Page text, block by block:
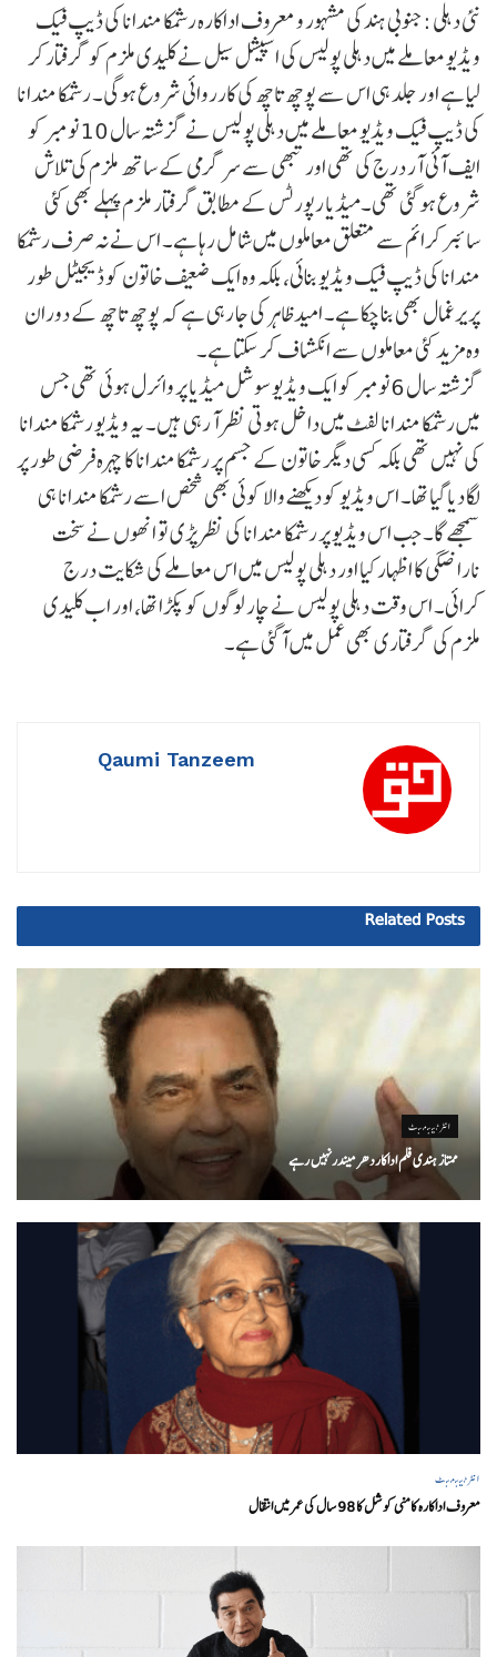
نئی دہلی :جنوبی ہند کی مشہور و معروف اداکارہ رشمکا مندانا کی ڈیپ فیک
ویڈیو معاملے میں دہلی پولیس کی اسپیشل سیل نے کلیدی ملزم کو گرفتار کر
لیا ہے اور جلد ہی اس سے پوچھ تاچھ کی کارروائی شروع ہوگی۔ رشمکا مندانا
کی ڈیپ فیک ویڈیو معاملے میں دہلی پولیس نے گزشتہ سال 10 نومبر کو
ایف آئی آر درج کی تھی اور تبھی سے سرگرمی کے ساتھ ملزم کی تلاش
شروع ہو گئی تھی۔میڈیا رپورٹس کے مطابق گرفتار ملزم پہلے بھی کئی
سائبر کرائم سے متعلق معاملوں میں شامل رہا ہے۔ اس نے نہ صرف رشمکا
مندانا کی ڈیپ فیک ویڈیو بنائی، بلکہ وہ ایک ضعیف خاتون کو ڈیجیٹل طور
پر یرغمال بھی بنا چکا ہے۔ امید ظاہر کی جا رہی ہے کہ پوچھ تاچھ کے دوران
وہ مزید کئی معاملوں سے انکشاف کر سکتا ہے۔
گزشتہ سال 6 نومبر کو ایک ویڈیو سوشل میڈیا پر وائرل ہوئی تھی جس
میں رشمکا مندانا لفٹ میں داخل ہوتی نظر آ رہی ہیں۔ یہ ویڈیو رشمکا مندانا
کی نہیں تھی بلکہ کسی دیگر خاتون کے جسم پر رشمکا مندانا کا چہرہ فرضی طور پر
لگا دیا گیا تھا۔ اس ویڈیو کو دیکھنے والا کوئی بھی شخص اسے رشمکا مندانا ہی
سمجھے گا۔ جب اس ویڈیو پر رشمکا مندانا کی نظر پڑی تو انھوں نے سخت
ناراضگی کا اظہار کیا اور دہلی پولیس میں اس معاملے کی شکایت درج
کرائی۔ اس وقت دہلی پولیس نے چار لوگوں کو پکڑا تھا، اور اب کلیدی
ملزم کی گرفتاری بھی عمل میں آ گئی ہے۔
Qaumi Tanzeem
Related Posts
انٹرٹینمنٹ
ممتاز ہندی فلم اداکاردھرمیندرنہیں رہے
انٹرٹینمنٹ
معروف اداکارہ کامنی کوشل کا 98 سال کی عمر میں انتقال